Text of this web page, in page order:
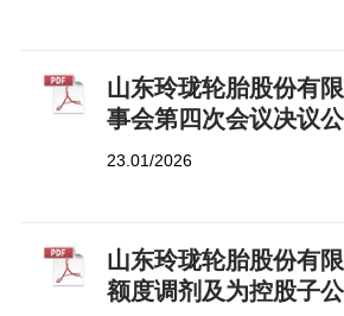
山东玲珑轮胎股份有
事会第四次会议决议
23.01/2026
山东玲珑轮胎股份有
额度调剂及为控股子